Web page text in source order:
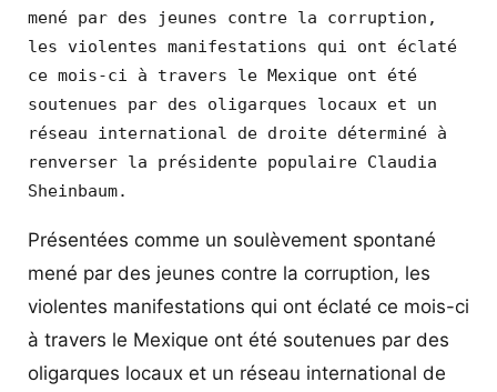
mené par des jeunes contre la corruption,
les violentes manifestations qui ont éclaté
ce mois-ci à travers le Mexique ont été
soutenues par des oligarques locaux et un
réseau international de droite déterminé à
renverser la présidente populaire Claudia
Sheinbaum.
Présentées comme un soulèvement spontané
mené par des jeunes contre la corruption, les
violentes manifestations qui ont éclaté ce mois-ci
à travers le Mexique ont été soutenues par des
oligarques locaux et un réseau international de